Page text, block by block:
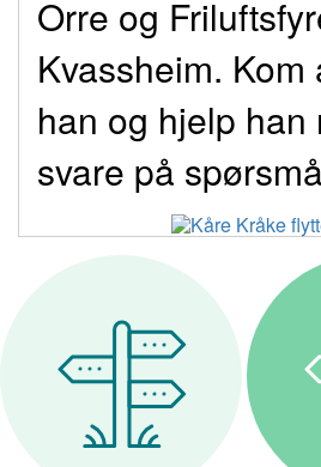
Orre og
Kvassheim. Kom
han og hjelp han
svare på